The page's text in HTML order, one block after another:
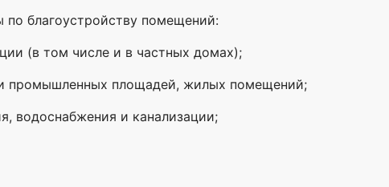
по благоустройству помещений:
(в том числе и в частных домах);
промышленных площадей, жилых помещений;
водоснабжения и канализации;